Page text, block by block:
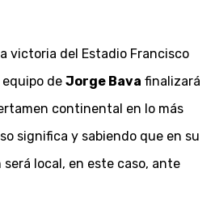
victoria del Estadio Francisco
de Jorge Bava finalizará
continental en lo más
significa y sabiendo que en su
local, en este caso, ante